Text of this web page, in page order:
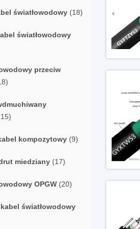
światłowodowy (18)
światłowodowy
przeciw
kompozytowy (9)
miedziany (17)
OPGW (20)
światłowodowy